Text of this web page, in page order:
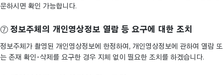
문하시면 확인 가능합니다.
⑦ 정보주체의 개인영상정보 열람 등 요구에 대한 조치
정보주체가 촬영된 개인영상정보에 한정하여, 개인영상정보에 관하여 열람 또
는 존재 확인･삭제를 요구한 경우 지체 없이 필요한 조치를 하겠습니다.